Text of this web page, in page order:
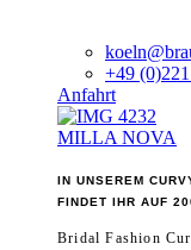
+49
Anfahrt
MILLA NOVA
IN UNSEREM
FINDET IHR AUF
Bridal Fashion